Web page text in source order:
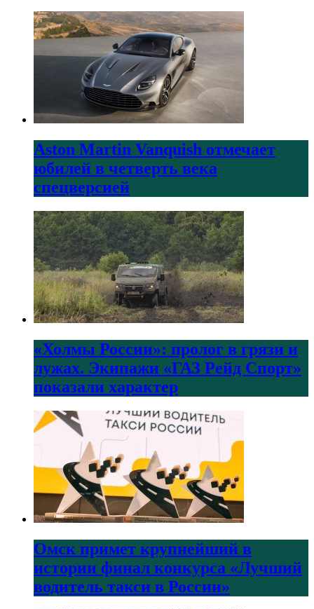
Aston Martin Vanquish отмечает
юбилей в четверть века
спецверсией
«Холмы России»: пролог в грязи и
лужах. Экипажи «ГАЗ Рейд Спорт»
показали характер
Омск примет крупнейший в
истории финал конкурса «Лучший
водитель такси в России»